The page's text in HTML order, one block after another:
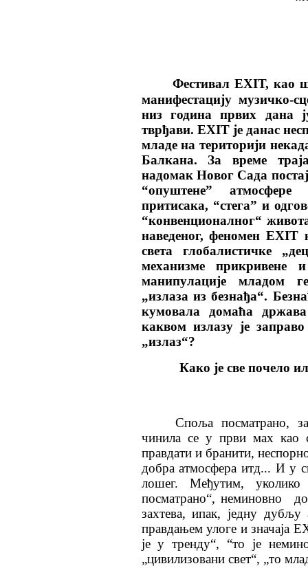
Фестивал ЕXIТ, као
манифестацију музичко-
низ година првих дана
тврђави. ЕXIТ је данас
младе на територији
Балкана. За време
надомак Новог Сада
“опуштене”
притисака, “стега” и
“конвенционалног“
наведеног, феномен ЕXIТ
света глобалистичке
механизме прикривене
манипулације младом
„излаза из безнађа“.
кумовала домаћа
каквом излазу је
„излаз“?
Како је све почело
Споља посматрано,
чинила се у први мах као
правдати и бранити,
добра атмосфера итд... И у
лошег. Међутим,
посматрано“, неминовно
захтева, ипак, једну дубљу
правдањем улоге и значаја
је у тренду“, “то је
„цивилизовани свет“, „то